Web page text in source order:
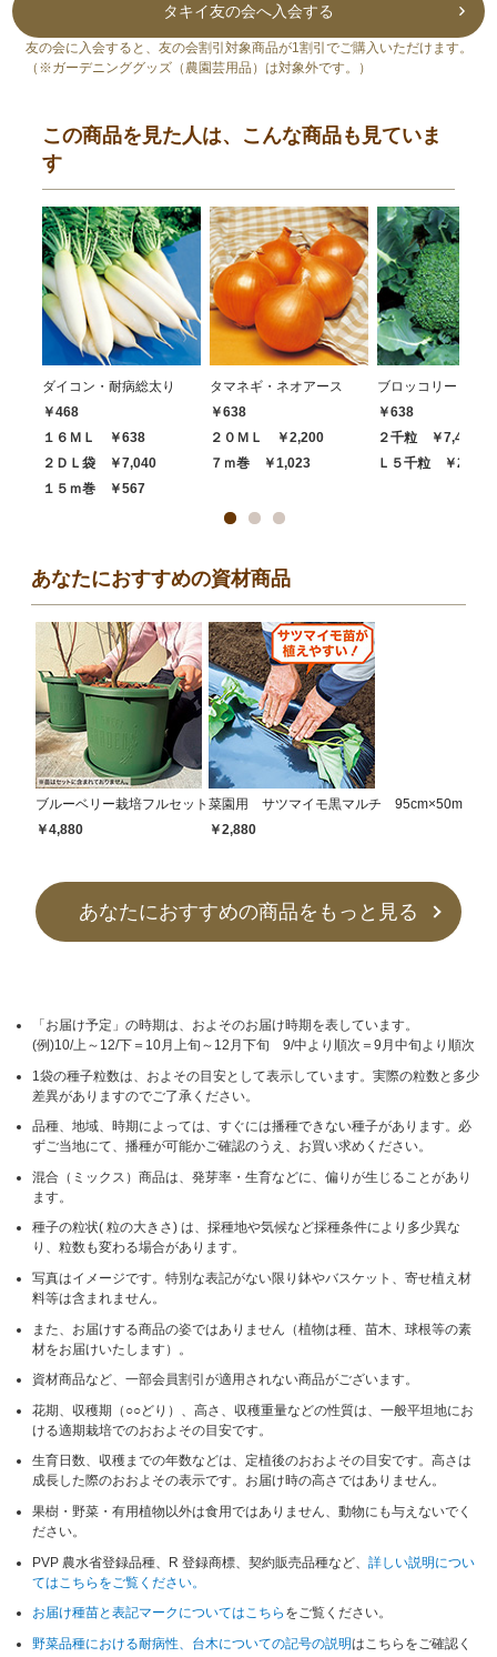
タキイ友の会へ入会する
友の会に入会すると、友の会割引対象商品が1割引でご購入いただけます。
（※ガーデニンググッズ（農園芸用品）は対象外です。）
この商品を見た人は、こんな商品も見ていま
す
ダイコン・耐病総太り
￥468
１６ＭＬ ￥638
２ＤＬ袋 ￥7,040
１５ｍ巻 ￥567
タマネギ・ネオアース
￥638
２０ＭＬ ￥2,200
７ｍ巻 ￥1,023
ブロッコリー・ハ
￥638
２千粒 ￥7,480
Ｌ５千粒 ￥
あなたにおすすめの資材商品
ブルーベリー栽培フルセット
￥4,880
菜園用 サツマイモ黒マルチ 95cm×50m
￥2,880
あなたにおすすめの商品をもっと見る
「お届け予定」の時期は、およそのお届け時期を表しています。
(例)10/上～12/下＝10月上旬～12月下旬 9/中より順次＝9月中旬より順次
1袋の種子粒数は、およその目安として表示しています。実際の粒数と多少
差異がありますのでご了承ください。
品種、地域、時期によっては、すぐには播種できない種子があります。必
ずご当地にて、播種が可能かご確認のうえ、お買い求めください。
混合（ミックス）商品は、発芽率・生育などに、偏りが生じることがあり
ます。
種子の粒状( 粒の大きさ) は、採種地や気候など採種条件により多少異な
り、粒数も変わる場合があります。
写真はイメージです。特別な表記がない限り鉢やバスケット、寄せ植え材
料等は含まれません。
また、お届けする商品の姿ではありません（植物は種、苗木、球根等の素
材をお届けいたします）。
資材商品など、一部会員割引が適用されない商品がございます。
花期、収穫期（○○どり）、高さ、収穫重量などの性質は、一般平坦地にお
ける適期栽培でのおおよその目安です。
生育日数、収穫までの年数などは、定植後のおおよその目安です。高さは
成長した際のおおよその表示です。お届け時の高さではありません。
果樹・野菜・有用植物以外は食用ではありません、動物にも与えないでく
ださい。
PVP 農水省登録品種、R 登録商標、契約販売品種など、詳しい説明につい
てはこちらをご覧ください。
お届け種苗と表記マークについてはこちら をご覧ください。
野菜品種における耐病性、台木についての記号の説明はこちらをご確認く